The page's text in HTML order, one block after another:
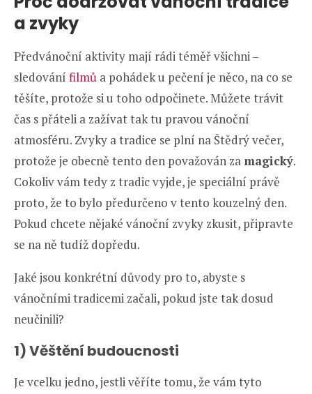
a zvyky
Předvánoční aktivity mají rádi téměř všichni –
sledování filmů a pohádek u pečení je něco, na co se
těšíte, protože si u toho odpočinete. Můžete trávit
čas s přáteli a zažívat tak tu pravou vánoční
atmosféru. Zvyky a tradice se plní na Štědrý večer,
protože je obecně tento den považován za magický.
Cokoliv vám tedy z tradic vyjde, je speciální právě
proto, že to bylo předurčeno v tento kouzelný den.
Pokud chcete nějaké vánoční zvyky zkusit, připravte
se na ně tudíž dopředu.
Jaké jsou konkrétní důvody pro to, abyste s
vánočními tradicemi začali, pokud jste tak dosud
neučinili?
1) Věštění budoucnosti
Je vcelku jedno, jestli věříte tomu, že vám tyto